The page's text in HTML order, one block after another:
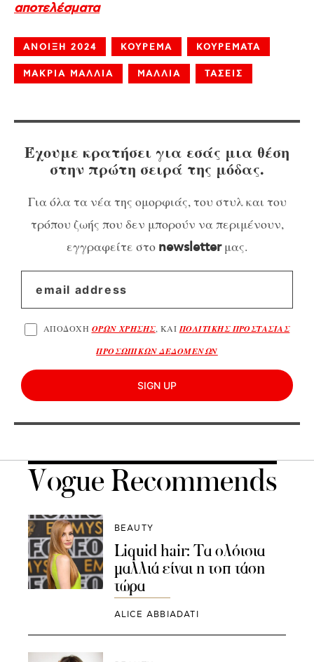
αποτελέσματα
ΑΝΟΙΞΗ 2024 ΚΟΥΡΕΜΑ ΚΟΥΡΕΜΑΤΑ
ΜΑΚΡΙΑ ΜΑΛΛΙΑ ΜΑΛΛΙΑ ΤΑΣΕΙΣ
Έχουμε κρατήσει για εσάς μια θέση
στην πρώτη σειρά της μόδας.
Για όλα τα νέα της ομορφιάς, του στυλ και του
τρόπου ζωής που δεν μπορούν να περιμένουν,
εγγραφείτε στο newsletterμας.
ΑΠΟΔΟΧΗ ΟΡΩΝ ΧΡΗΣΗΣ, ΚΑΙ ΠΟΛΙΤΙΚΗΣ ΠΡΟΣΤΑΣΙΑΣ
ΠΡΟΣΩΠΙΚΩΝ ΔΕΔΟΜΕΝΩΝ
SIGN UP
Vogue Recommends
BEAUTY
Liquid hair: Τα ολόισια
μαλλιά είναι η τοπ τάση
τώρα
ALICE ABBIADATI